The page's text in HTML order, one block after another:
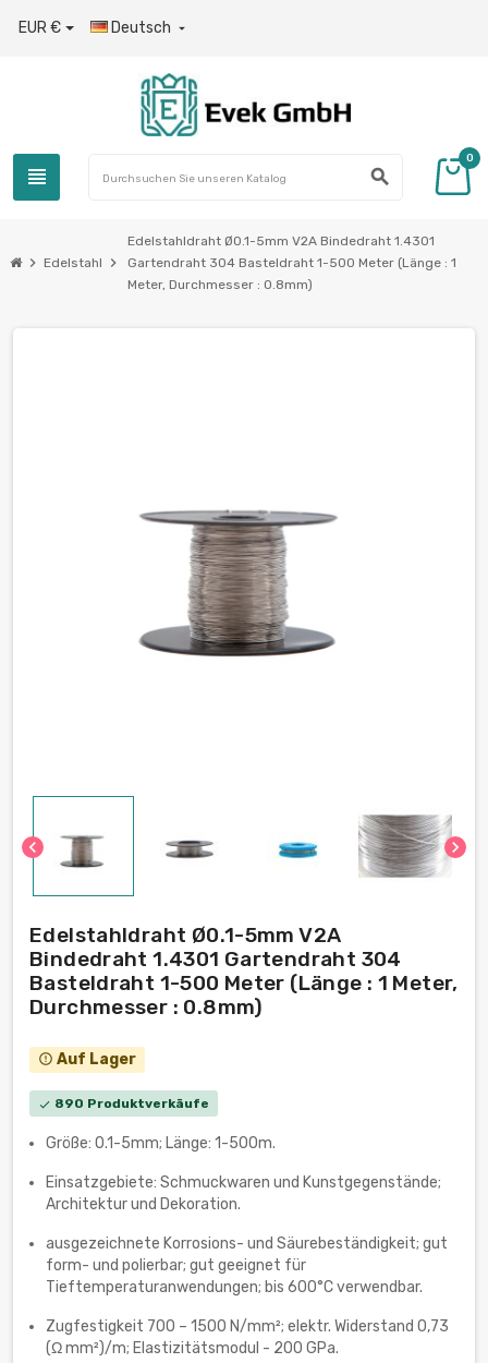
EUR € Deutsch 
view_headline search
0
chevron_right Edelstahl chevron_right
Edelstahldraht Ø0.1-5mm V2A Bindedraht 1.4301
Gartendraht 304 Basteldraht 1-500 Meter (Länge : 1
Meter, Durchmesser : 0.8mm)
chevron_left chevron_right
Edelstahldraht Ø0.1-5mm V2A
Bindedraht 1.4301 Gartendraht 304
Basteldraht 1-500 Meter (Länge : 1 Meter,
Durchmesser : 0.8mm)
error_outline Auf Lager
check 890 Produktverkäufe
Größe: 0.1-5mm; Länge: 1-500m.
Einsatzgebiete: Schmuckwaren und Kunstgegenstände;
Architektur und Dekoration.
ausgezeichnete Korrosions- und Säurebeständigkeit; gut
form- und polierbar; gut geeignet für
Tieftemperaturanwendungen; bis 600°C verwendbar.
Zugfestigkeit 700 – 1500 N/mm²; elektr. Widerstand 0,73
(Ω mm²)/m; Elastizitätsmodul - 200 GPa.